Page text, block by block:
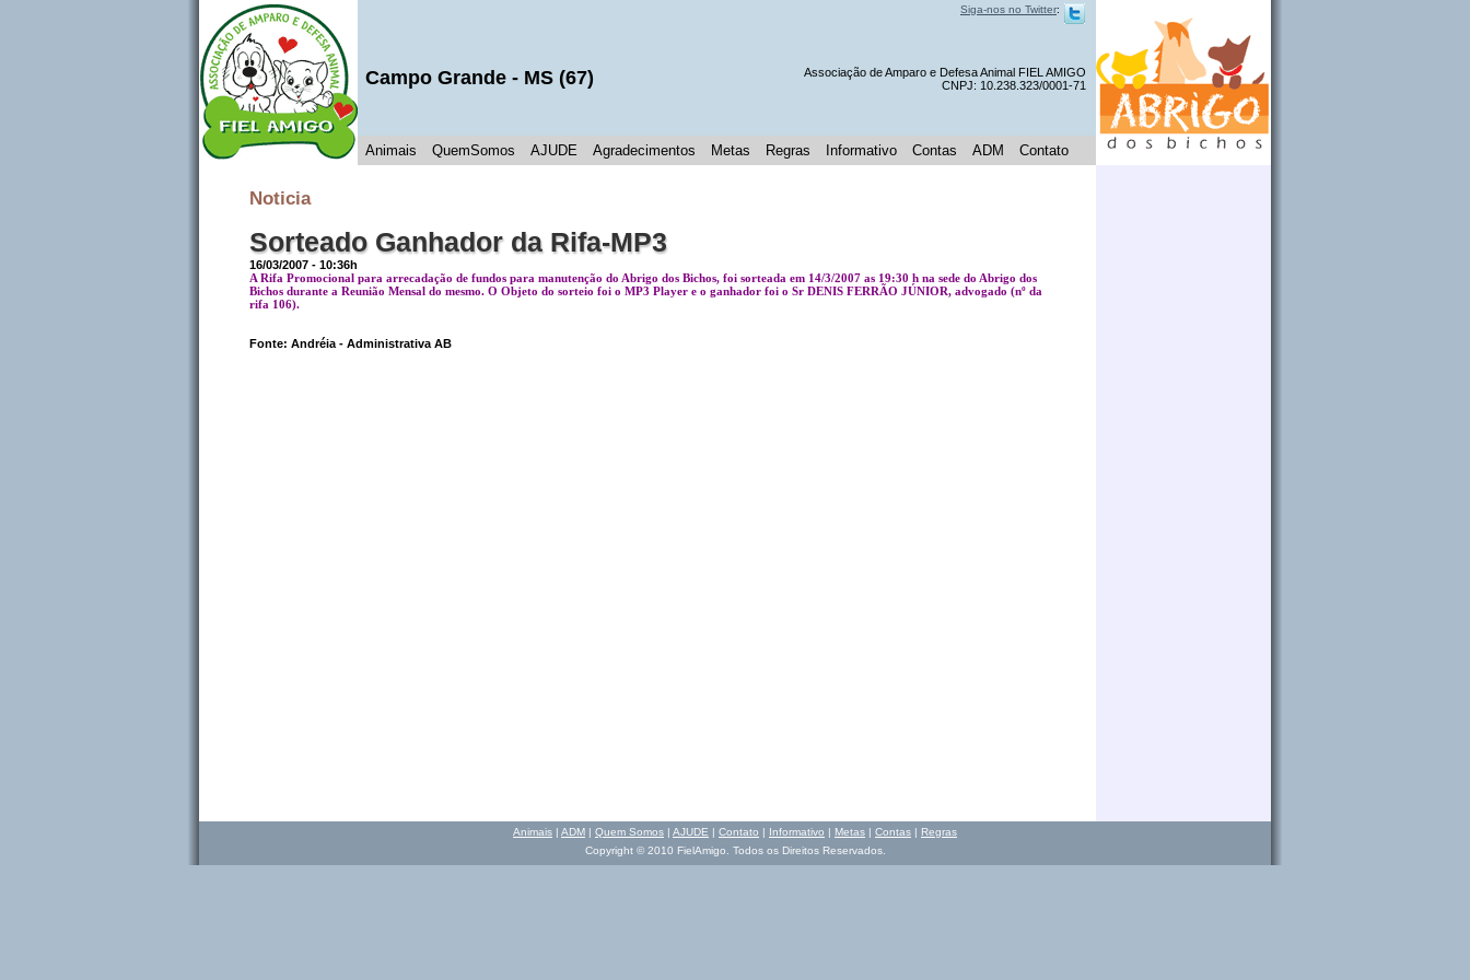
Siga-nos no Twitter:
Campo Grande - MS (67)
Associação de Amparo e Defesa Animal FIEL AMIGO
CNPJ: 10.238.323/0001-71
Animais QuemSomos AJUDE Agradecimentos Metas Regras Informativo Contas ADM Contato
Noticia
Sorteado Ganhador da Rifa-MP3
16/03/2007 - 10:36h
A Rifa Promocional para arrecadação de fundos para manutenção do Abrigo dos Bichos, foi sorteada em 14/3/2007 as 19:30 h na sede do Abrigo dos
Bichos durante a Reunião Mensal do mesmo. O Objeto do sorteio foi o MP3 Player e o ganhador foi o Sr DENIS FERRÃO JÚNIOR, advogado (nº da
rifa 106).
Fonte: Andréia - Administrativa AB
Animais | ADM | Quem Somos | AJUDE | Contato | Informativo | Metas | Contas | Regras
Copyright © 2010 FielAmigo. Todos os Direitos Reservados.